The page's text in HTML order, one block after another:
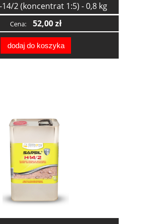
-14/2 (koncentrat 1:5) - 0,8 kg
Cena: 52,00 zł
dodaj do koszyka